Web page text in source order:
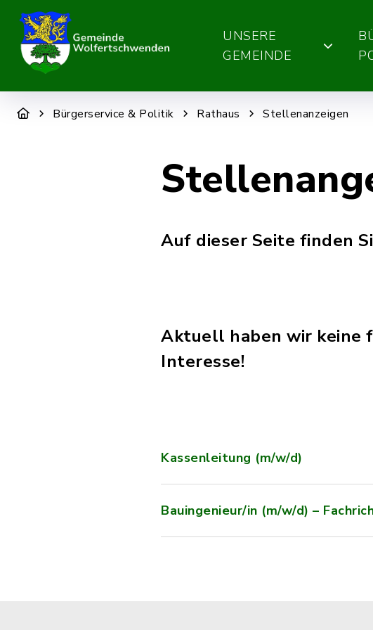
UNSERE
GEMEINDE
Bürgerservice & Politik Rathaus Stellenanzeigen
Auf dieser Seite finden
Aktuell haben wir keine
Interesse!
Kassenleitung (m/w/d)
Bauingenieur/in (m/w/d) –